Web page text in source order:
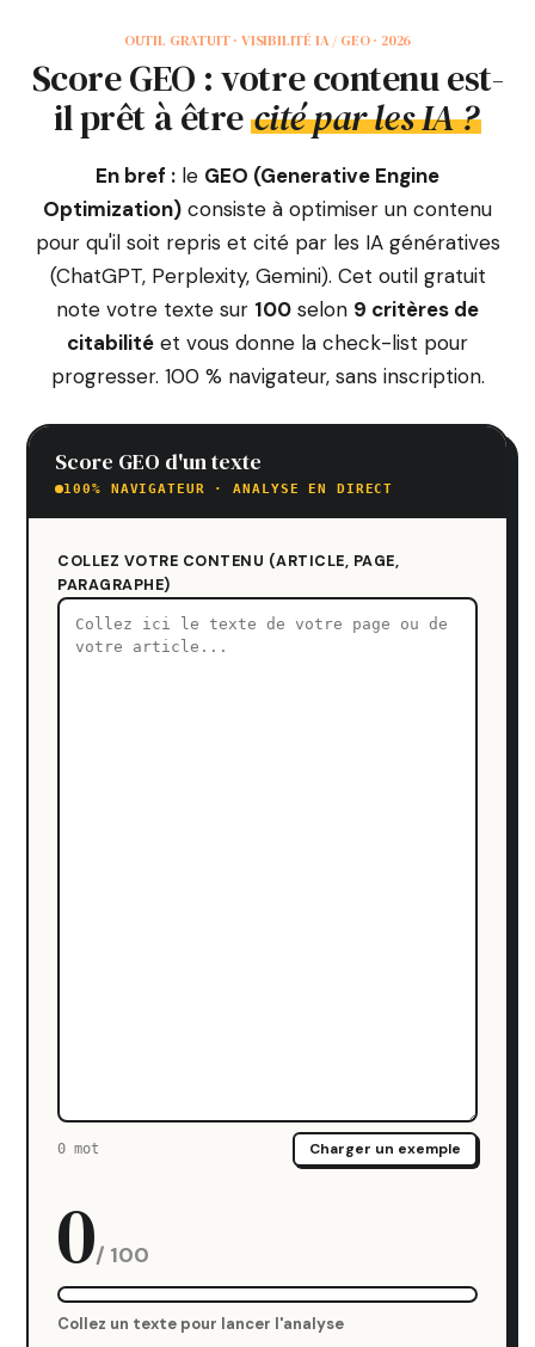
OUTIL GRATUIT · VISIBILITÉ IA / GEO · 2026
Score GEO : votre contenu est-
il prêt à êtrecité par les IA ?
En bref : le GEO (Generative Engine
Optimization) consiste à optimiser un contenu
pour qu'il soit repris et cité par les IA génératives
(ChatGPT, Perplexity, Gemini). Cet outil gratuit
note votre texte sur 100 selon 9 critères de
citabilité et vous donne la check-list pour
progresser. 100 % navigateur, sans inscription.
Score GEO d'un texte
100% NAVIGATEUR · ANALYSE EN DIRECT
COLLEZ VOTRE CONTENU (ARTICLE, PAGE,
PARAGRAPHE)
0 mot Charger un exemple
0/ 100
Collez un texte pour lancer l'analyse